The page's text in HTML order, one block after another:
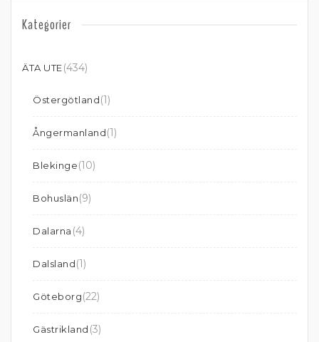
Kategorier
ÄTA UTE(434)
Östergötland(1)
Ångermanland(1)
Blekinge(10)
Bohuslän(9)
Dalarna (4)
Dalsland(1)
Göteborg(22)
Gästrikland (3)